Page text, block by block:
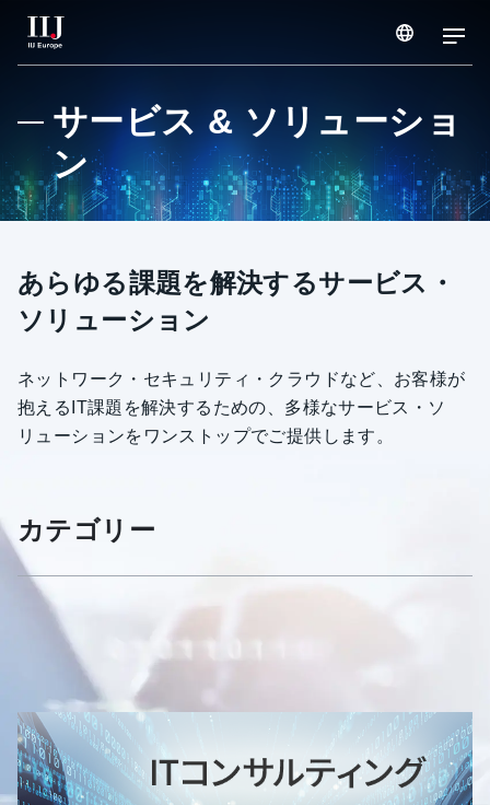
サービス & ソリューション
導入事例
お知らせ
企業情報
サービス & ソリューショ
ン
あらゆる課題を解決するサービス・
ソリューション
ネットワーク・セキュリティ・クラウドなど、お客様が
抱えるIT課題を解決するための、多様なサービス・ソ
リューションをワンストップでご提供します。
カテゴリー